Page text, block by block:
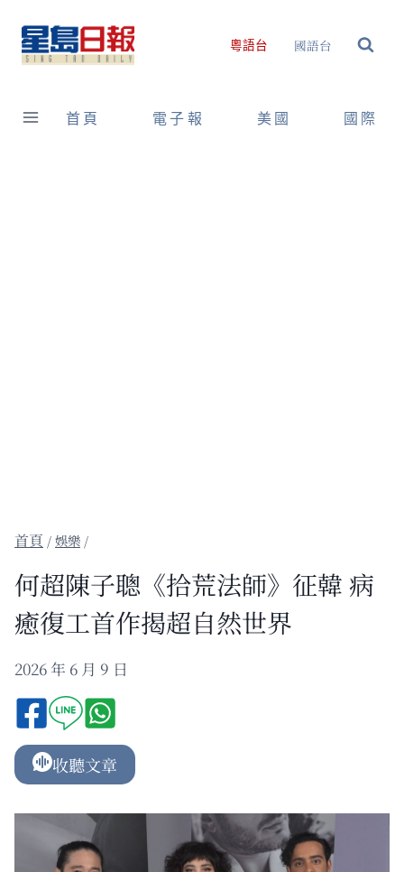
content
粵語台 國語台
首頁 電子報 美國 國際
/娛樂 /
何超陳子聰《拾荒法師》征韓 病
癒復工首作揭超自然世界
2026 年 6 月 9 日
收聽文章